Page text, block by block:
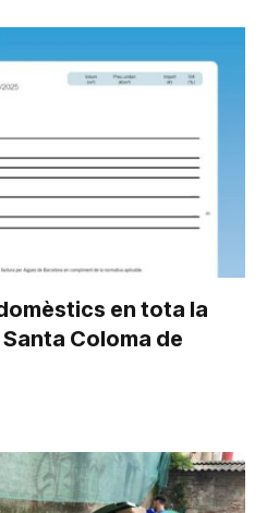
en tota la
Coloma de